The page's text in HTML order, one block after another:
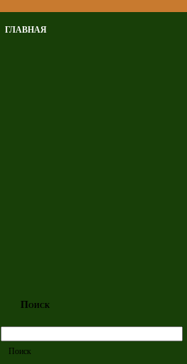
ГЛАВНАЯ
Поиск